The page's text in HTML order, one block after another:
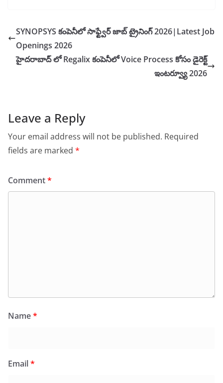
SYNOPSYS కంపెనీలో సాఫ్ట్వేర్ జాబ్ ట్రైనింగ్ 2026|Latest Job
Openings 2026
హైదరాబాద్ లో Regalix కంపెనీలో Voice Process కోసం డైరెక్ట్
ఇంటర్వ్యూ 2026
Leave a Reply
Your email address will not be published. Required
fields are marked *
Comment*
Name*
Email*